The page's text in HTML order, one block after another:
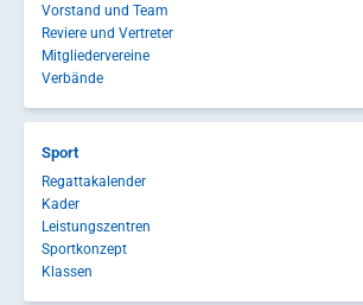
Vorstand und Team
Reviere und Vertreter
Mitgliedervereine
Verbände
Sport
Regattakalender
Kader
Leistungszentren
Sportkonzept
Klassen